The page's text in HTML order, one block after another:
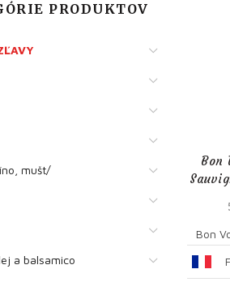
Bon
Bon
PRODUKTOV
mušt/
a balsamico